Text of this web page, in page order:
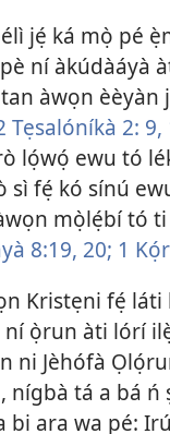
jẹ́ ká mọ̀ pé
ní àkúdàáyà
àwọn
Tẹsalóníkà 2: 9,
lọ́wọ́ ewu tó
sì fẹ́ kó sínú
mọ̀lẹ́bí tó
8:19, 20; 1
Kristẹni fẹ́
ọ̀run àti lórí
ni Jèhófà
nígbà tá a bá
bi ara wa pé: